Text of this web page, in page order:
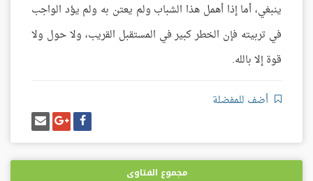
ينبغي، أما إذا أهمل هذا الشباب ولم يعتن به ولم يؤد الواجب
في تربيته فإن الخطر كبير في المستقبل القريب، ولا حول ولا
قوة إلا بالله.
أضف للمفضلة
شارك
على
فيسبوك
شارك
على
غوغل
بلس
إرسل
إيميل
مجموع الفتاوى